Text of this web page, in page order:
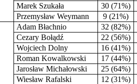
Marek Szukała
30 (71%)
Przemysław Weymann
9 (21%)
Adam Błachnio
32 (82%)
Cezary Bołądź
22 (56%)
Wojciech Dolny
16 (41%)
Roman Kowalkowski
17 (44%)
Jarosław Michałowski
25 (64%)
Wiesław Rafalski
12 (31%)